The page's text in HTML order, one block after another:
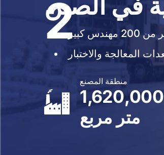
2
منطقة المصنع
1,620,000
متر مربع